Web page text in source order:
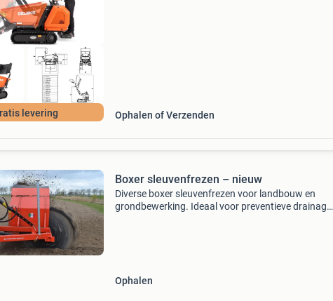
levering Ophalen of Verzenden
Boxer sleuvenfrezen – nieuw
Diverse boxer sleuvenfrezen voor landbouw en
grondbewerking. Ideaal voor preventieve drainage,
Ophalen